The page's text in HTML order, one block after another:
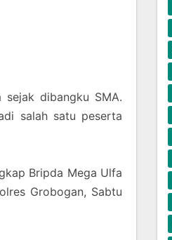
dibangku SMA.
salah satu peserta
Bripda Mega Ulfa
Grobogan, Sabtu